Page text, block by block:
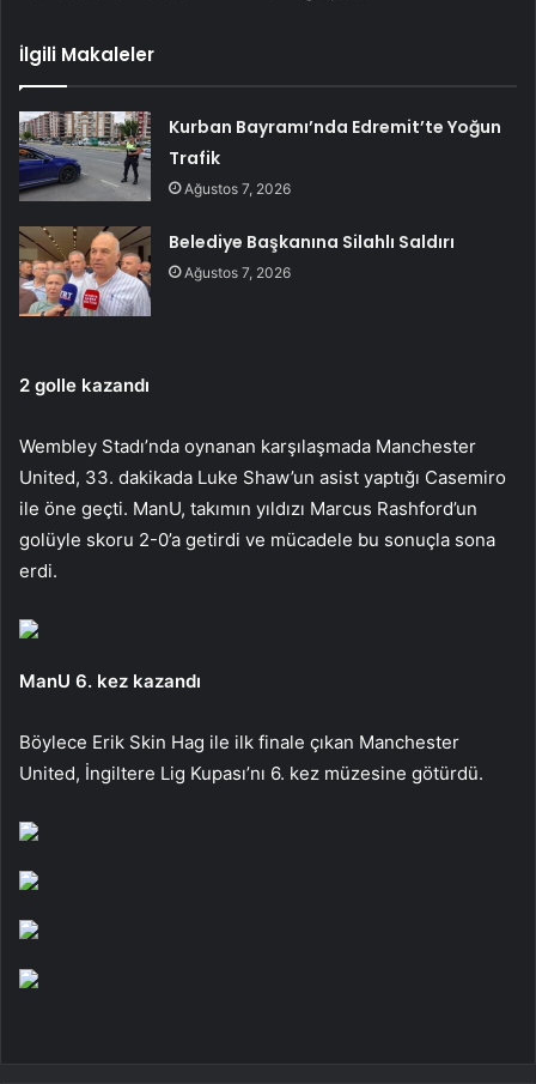
İlgili Makaleler
Kurban Bayramı’nda Edremit’te Yoğun
Trafik
Ağustos 7, 2026
Belediye Başkanına Silahlı Saldırı
Ağustos 7, 2026
2 golle kazandı
Wembley Stadı’nda oynanan karşılaşmada Manchester
United, 33. dakikada Luke Shaw’un asist yaptığı Casemiro
ile öne geçti. ManU, takımın yıldızı Marcus Rashford’un
golüyle skoru 2-0’a getirdi ve mücadele bu sonuçla sona
erdi.
ManU 6. kez kazandı
Böylece Erik Skin Hag ile ilk finale çıkan Manchester
United, İngiltere Lig Kupası’nı 6. kez müzesine götürdü.